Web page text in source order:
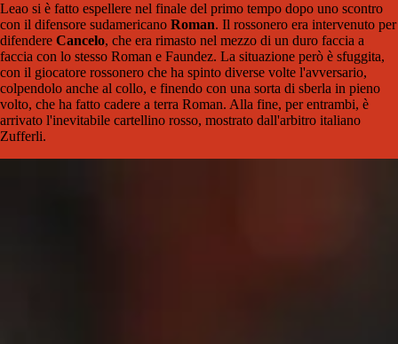
Leao si è fatto espellere nel finale del primo tempo dopo uno scontro
con il difensore sudamericano Roman. Il rossonero era intervenuto per
difendere Cancelo, che era rimasto nel mezzo di un duro faccia a
faccia con lo stesso Roman e Faundez. La situazione però è sfuggita,
con il giocatore rossonero che ha spinto diverse volte l'avversario,
colpendolo anche al collo, e finendo con una sorta di sberla in pieno
volto, che ha fatto cadere a terra Roman. Alla fine, per entrambi, è
arrivato l'inevitabile cartellino rosso, mostrato dall'arbitro italiano
Zufferli.